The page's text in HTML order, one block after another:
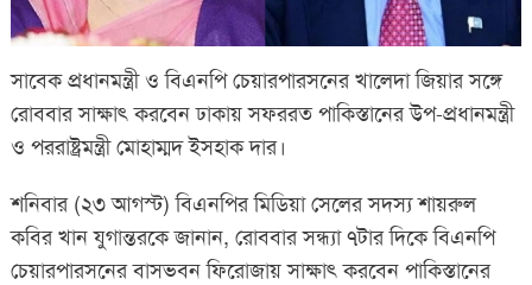
সাবেক প্রধানমন্ত্রী ও বিএনপি চেয়ারপারসনের খালেদা জিয়ার সঙ্গে
রোববার সাক্ষাৎ করবেন ঢাকায় সফররত পাকিস্তানের উপ-প্রধানমন্ত্রী
ও পররাষ্ট্রমন্ত্রী মোহাম্মদ ইসহাক দার।
শনিবার (২৩ আগস্ট) বিএনপির মিডিয়া সেলের সদস্য শায়রুল
কবির খান যুগান্তরকে জানান, রোববার সন্ধ্যা ৭টার দিকে বিএনপি
চেয়ারপারসনের বাসভবন ফিরোজায় সাক্ষাৎ করবেন পাকিস্তানের